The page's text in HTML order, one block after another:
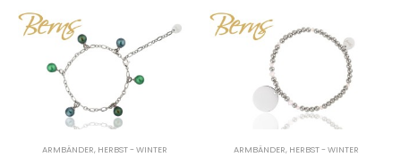
ARMBÄNDER,HERBST - WINTER ARMBÄNDER,HERBST -